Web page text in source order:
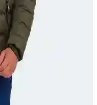
tasarımı; yün, kasha,
ve fonksiyonel bir dış
Detaylı
farkları ve
en uygun seçimi